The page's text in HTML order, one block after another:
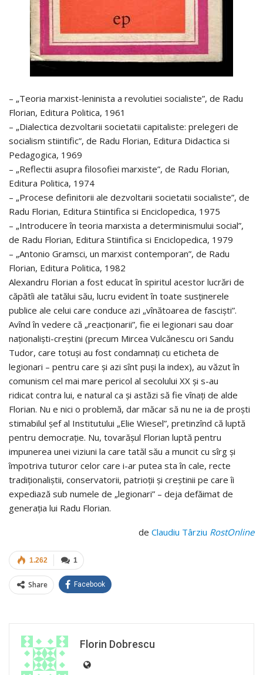
– „Teoria marxist-leninista a revolutiei socialiste”, de Radu
Florian, Editura Politica, 1961
– „Dialectica dezvoltarii societatii capitaliste: prelegeri de
socialism stiintific”, de Radu Florian, Editura Didactica si
Pedagogica, 1969
– „Reflectii asupra filosofiei marxiste”, de Radu Florian,
Editura Politica, 1974
– „Procese definitorii ale dezvoltarii societatii socialiste”, de
Radu Florian, Editura Stiintifica si Enciclopedica, 1975
– „Introducere în teoria marxista a determinismului social”,
de Radu Florian, Editura Stiintifica si Enciclopedica, 1979
– „Antonio Gramsci, un marxist contemporan”, de Radu
Florian, Editura Politica, 1982
Alexandru Florian a fost educat în spiritul acestor lucrări de
căpătîi ale tatălui său, lucru evident în toate susţinerele
publice ale celui care conduce azi „vînătoarea de fascişti”.
Avînd în vedere că „reacţionarii”, fie ei legionari sau doar
naţionalişti-creştini (precum Mircea Vulcănescu ori Sandu
Tudor, care totuşi au fost condamnaţi cu eticheta de
legionari – pentru care şi azi sînt puşi la index), au văzut în
comunism cel mai mare pericol al secolului XX şi s-au
ridicat contra lui, e natural ca şi astăzi să fie vînaţi de alde
Florian. Nu e nici o problemă, dar măcar să nu ne ia de proşti
stimabilul şef al Institutului „Elie Wiesel”, pretinzînd că luptă
pentru democraţie. Nu, tovarăşul Florian luptă pentru
impunerea unei viziuni la care tatăl său a muncit cu sîrg şi
împotriva tuturor celor care i-ar putea sta în cale, recte
tradiţionaliştii, conservatorii, patrioţii şi creştinii pe care îi
expediază sub numele de „legionari” – deja defăimat de
generaţia lui Radu Florian.
de Claudiu Târziu RostOnline
1
1.262
Share Facebook
Florin Dobrescu